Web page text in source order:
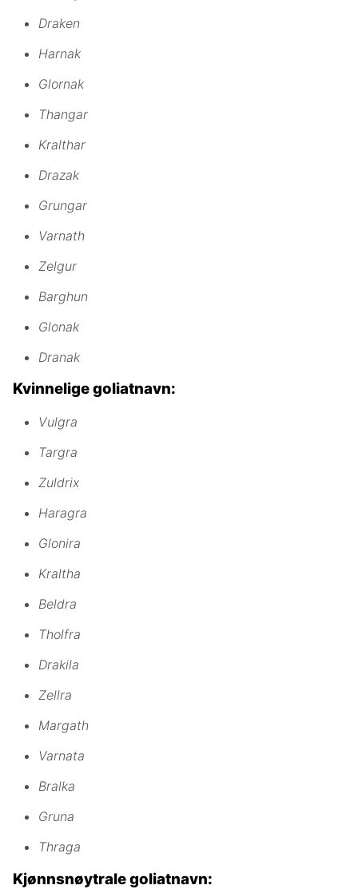
Draken
Harnak
Glornak
Thangar
Kralthar
Drazak
Grungar
Varnath
Zelgur
Barghun
Glonak
Dranak
Kvinnelige goliatnavn:
Vulgra
Targra
Zuldrix
Haragra
Glonira
Kraltha
Beldra
Tholfra
Drakila
Zellra
Margath
Varnata
Bralka
Gruna
Thraga
Kjønnsnøytrale goliatnavn: